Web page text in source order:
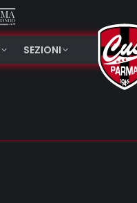
SEZIONI